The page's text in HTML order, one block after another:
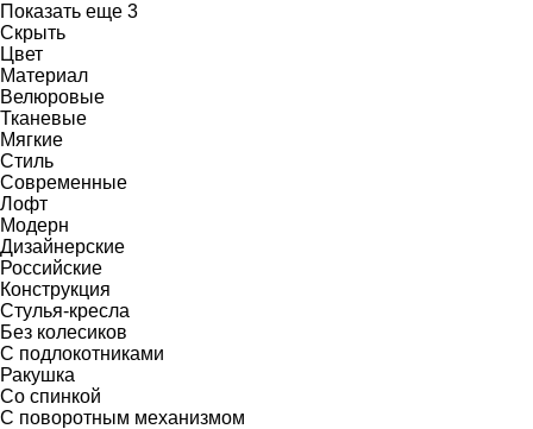
Показать еще 3
Скрыть
Цвет
Материал
Велюровые
Тканевые
Мягкие
Стиль
Современные
Лофт
Модерн
Дизайнерские
Российские
Конструкция
Стулья-кресла
Без колесиков
С подлокотниками
Ракушка
Со спинкой
С поворотным механизмом